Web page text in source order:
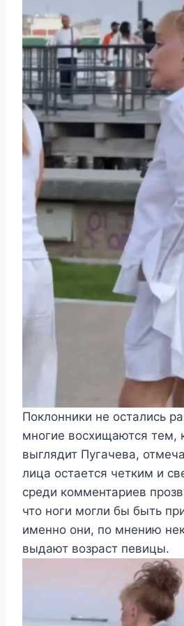
Поклонники не остались
многие восхищаются тем,
выглядит Пугачева,
лица остается четким и
среди комментариев
что ноги могли бы быть
именно они, по мнению
выдают возраст певицы.